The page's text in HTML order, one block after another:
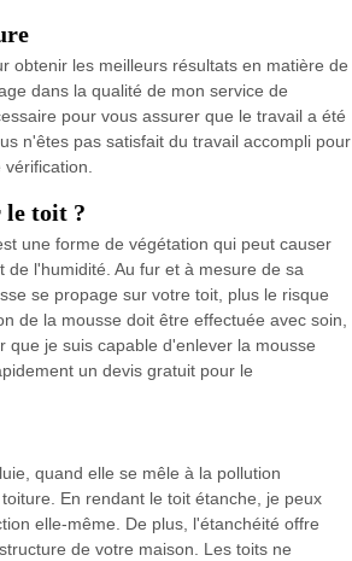
obtenir les meilleurs résultats en matière de
dans la qualité de mon service de
pour vous assurer que le travail a été
n'êtes pas satisfait du travail accompli pour
le toit ?
une forme de végétation qui peut causer
l'humidité. Au fur et à mesure de sa
se propage sur votre toit, plus le risque
de la mousse doit être effectuée avec soin,
je suis capable d'enlever la mousse
un devis gratuit pour le
quand elle se mêle à la pollution
En rendant le toit étanche, je peux
elle-même. De plus, l'étanchéité offre
de votre maison. Les toits ne